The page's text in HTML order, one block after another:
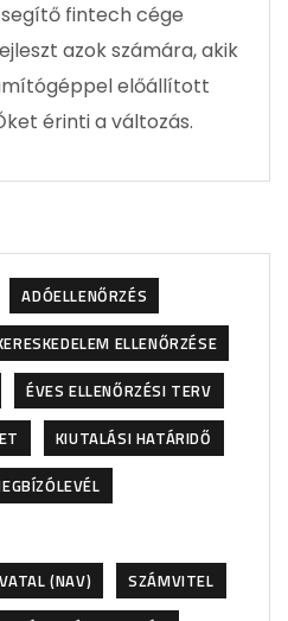
fintech cége
azok számára, akik
előállított
érinti a változás.
ADÓELLENŐRZÉS
ELLENŐRZÉSE
ÉVES ELLENŐRZÉSI TERV
KIUTALÁSI HATÁRIDŐ
(NAV)
SZÁMVITEL